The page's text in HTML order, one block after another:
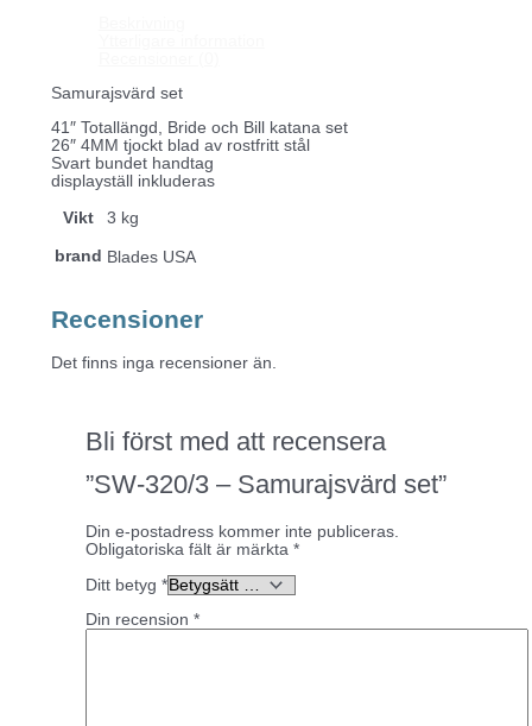
Samurajsvärd set
41″ Totallängd, Bride och Bill katana set
26″ 4MM tjockt blad av rostfritt stål
Svart bundet handtag
displayställ inkluderas
Vikt 3 kg
brand Blades USA
Recensioner
Det finns inga recensioner än.
Bli först med att recensera
”SW-320/3 – Samurajsvärd set”
Din e-postadress kommer inte publiceras.
Obligatoriska fält är märkta *
Ditt betyg *
Din recension *